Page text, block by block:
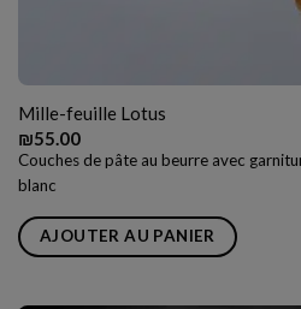
Mille-feuille Lotus
₪55.00
Couches de pâte au beurre avec
blanc
AJOUTER AU PANIER